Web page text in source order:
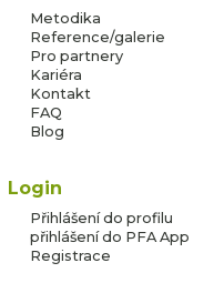
Metodika
Reference/galerie
Pro partnery
Kariéra
Kontakt
FAQ
Blog
Login
Přihlášení do profilu
přihlášení do PFA App
Registrace